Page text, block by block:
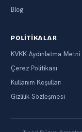
Blog
POLITIKALAR
KVKK Aydınlatma Metni
Çerez Politikası
Kullanım Koşulları
Gizlilik Sözleşmesi